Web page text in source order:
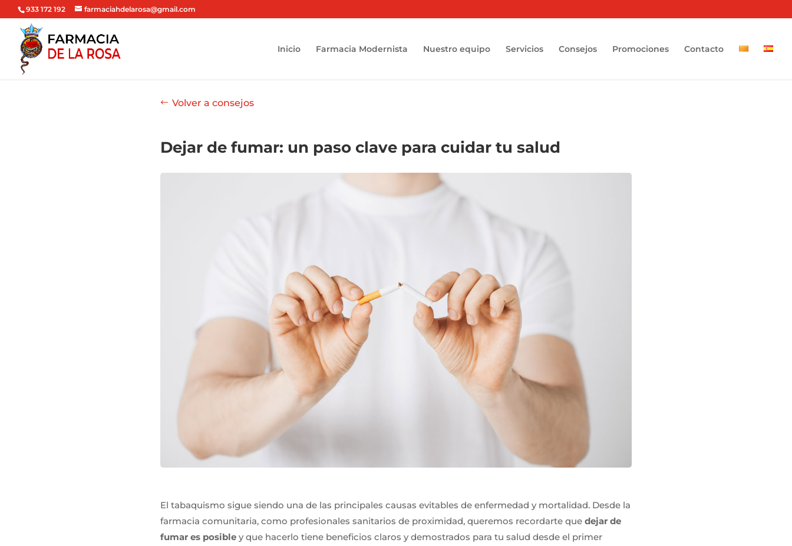
933 172 192 farmaciahdelarosa@gmail.com
Inicio Farmacia Modernista Nuestro equipo Servicios Consejos Promociones Contacto
Volver a consejos
Dejar de fumar: un paso clave para cuidar tu salud
El tabaquismo sigue siendo una de las principales causas evitables de enfermedad y mortalidad. Desde la
farmacia comunitaria, como profesionales sanitarios de proximidad, queremos recordarte que dejar de
fumar es posible y que hacerlo tiene beneficios claros y demostrados para tu salud desde el primer